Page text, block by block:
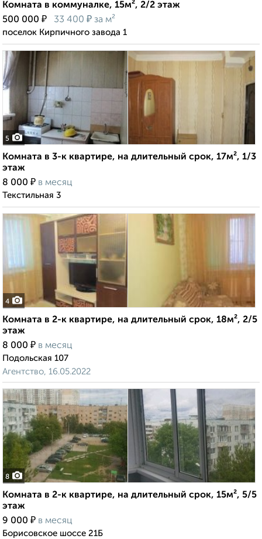
Комната в коммуналке, 15м², 2/2 этаж
500 000 ₽ 33 400 ₽ за м²
поселок Кирпичного завода 1
5
Комната в 3-к квартире, на длительный срок, 17м², 1/3
этаж
8 000 ₽ в месяц
Текстильная 3
4
Комната в 2-к квартире, на длительный срок, 18м², 2/5
этаж
8 000 ₽ в месяц
Подольская 107
Агентство, 16.05.2022
8
Комната в 2-к квартире, на длительный срок, 15м², 5/5
этаж
9 000 ₽ в месяц
Борисовское шоссе 21Б